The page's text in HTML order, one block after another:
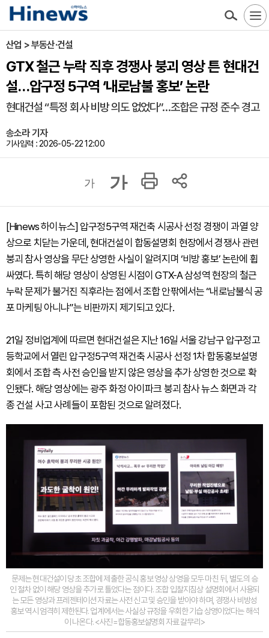
산업 > 부동산·건설
GTX 철근 누락 직후 경쟁사 붕괴 영상 튼 현대건
설…압구정 5구역 ‘내로남불 홍보’ 논란
현대건설 “특정 회사 비방 의도 없었다”…조합은 규정 준수 경고
송소라 기자
기사입력 : 2026-05-22 12:00
가 가
[Hinews 하이뉴스] 압구정5구역 재건축 시공사 선정 경쟁이 과열 양
상으로 치닫는 가운데, 현대건설이 합동설명회 현장에서 경쟁사 관련
붕괴 참사 영상을 무단 상영한 사실이 알려지며 ‘비방 홍보’ 논란에 휩
싸였다. 특히 해당 영상이 상영된 시점이 GTX-A 삼성역 현장의 철근
누락 문제가 불거진 직후라는 점에서 조합 안팎에서는 “내로남불식 공
포 마케팅 아니냐”는 비판까지 제기되고 있다.
21일 정비업계에 따르면 현대건설은 지난 16일 서울 강남구 압구정고
등학교에서 열린 압구정5구역 재건축 시공사 선정 1차 합동홍보설명
회에서 조합 측 사전 승인을 받지 않은 영상을 추가 상영한 것으로 확
인됐다. 해당 영상에는 광주 화정 아이파크 붕괴 참사 뉴스 화면과 각
종 건설 사고 사례들이 포함된 것으로 알려졌다.
문제는 현대건설이 당초 조합에 제출한 공식 홍보 영상 상영을 모두 마친 뒤, 별도의 승
인 절차 없이 해당 영상을 추가로 틀었다는 점이다. 조합 입찰지침상 설명회에서 사용되
는 모든 영상과 프레젠테이션 자료는 사전 신고 및 승인을 받아야 하며, 경쟁사 비방성
홍보 역시 엄격히 제한된다. 업계에서는 사실상 규정을 우회한 기습 상영이었다는 해석
이 나온다. <사진=합동홍보설명회 자료 갈무리>